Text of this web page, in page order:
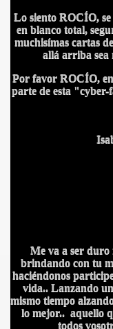
Lo siento ROCÍO, se
en blanco total,
muchisímas cartas
allá arriba sea
Por favor ROCÍO,
parte de esta
Me va a ser duro
brindando con tu
haciéndonos
vida.. Lanzando
mismo tiempo
lo mejor.. aquello
todos